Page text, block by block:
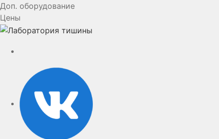
Доп. оборудование
Цены